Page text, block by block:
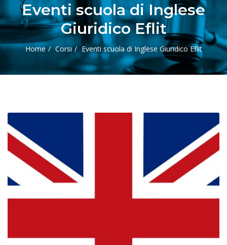
Eventi scuola di Inglese
Giuridico Eflit
Home Corsi Eventi scuola di Inglese Giuridico Eflit